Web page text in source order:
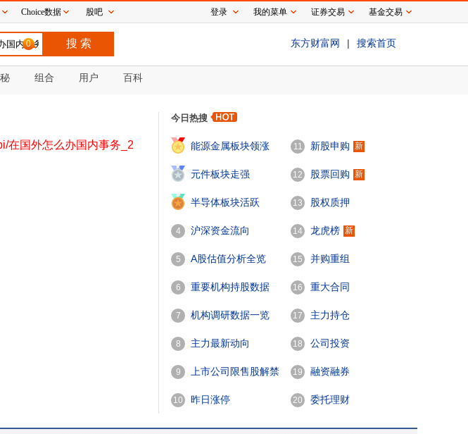
0 东方财富网 | 搜索首页
组合 用户 百科
在国外怎么办国内事务_2
今日热搜
能源金属板块领涨
2
元件板块走强
3
半导体板块活跃
4 沪深资金流向
5 A股估值分析全览
6 重要机构持股数据
7 机构调研数据一览
8 主力最新动向
9 上市公司限售股解禁
一览
10 昨日涨停
11 新股申购 新
12 股票回购 新
13 股权质押
14 龙虎榜 新
15 并购重组
16 重大合同
17 主力持仓
18 公司投资
19 融资融券
20 委托理财
Choice数据 股吧 登录 我的菜单 证券交易 基金交易